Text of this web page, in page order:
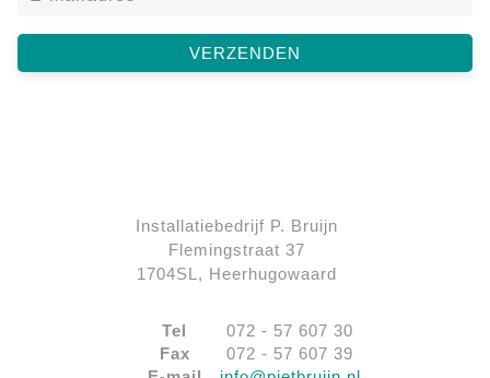
Installatiebedrijf P. Bruijn
Flemingstraat 37
1704SL, Heerhugowaard
Tel
072 - 57 607 30
Fax
072 - 57 607 39